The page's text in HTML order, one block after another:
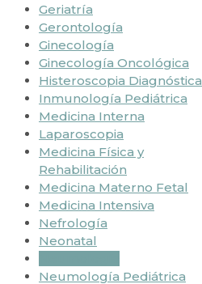
Geriatría
Gerontología
Ginecología
Ginecología Oncológica
Histeroscopia Diagnóstica
Inmunología Pediátrica
Medicina Interna
Laparoscopia
Medicina Física y
Rehabilitación
Medicina Materno Fetal
Medicina Intensiva
Nefrología
Neonatal
Neumología Pediátrica